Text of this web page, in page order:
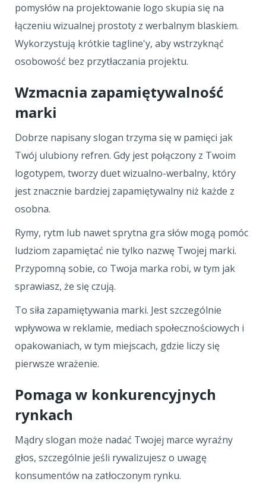
pomysłów na projektowanie logo skupia się na
łączeniu wizualnej prostoty z werbalnym blaskiem.
Wykorzystują krótkie tagline'y, aby wstrzyknąć
osobowość bez przytłaczania projektu.
Wzmacnia zapamiętywalność
marki
Dobrze napisany slogan trzyma się w pamięci jak
Twój ulubiony refren. Gdy jest połączony z Twoim
logotypem, tworzy duet wizualno-werbalny, który
jest znacznie bardziej zapamiętywalny niż każde z
osobna.
Rymy, rytm lub nawet sprytna gra słów mogą pomóc
ludziom zapamiętać nie tylko nazwę Twojej marki.
Przypomną sobie, co Twoja marka robi, w tym jak
sprawiasz, że się czują.
To siła zapamiętywania marki. Jest szczególnie
wpływowa w reklamie, mediach społecznościowych i
opakowaniach, w tym miejscach, gdzie liczy się
pierwsze wrażenie.
Pomaga w konkurencyjnych
rynkach
Mądry slogan może nadać Twojej marce wyraźny
głos, szczególnie jeśli rywalizujesz o uwagę
konsumentów na zatłoczonym rynku.